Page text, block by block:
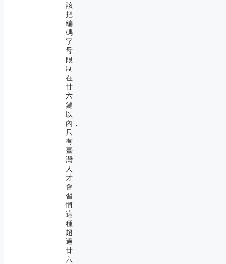
該
把
編
碼
字
母
限
制
在
廿
六
鍵
以
內，
只
有
臺
灣
人
才
會
習
慣
這
種
超
過
廿
六